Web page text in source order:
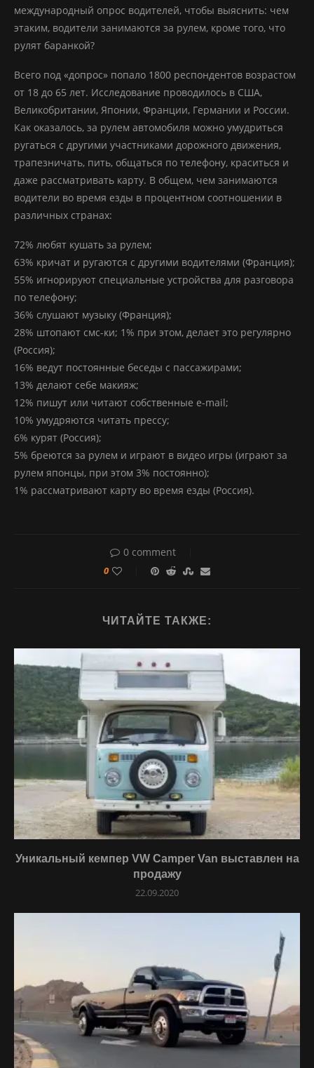
международный опрос водителей, чтобы выяснить: чем
этаким, водители занимаются за рулем, кроме того, что
рулят баранкой?
Всего под «допрос» попало 1800 респондентов возрастом
от 18 до 65 лет. Исследование проводилось в США,
Великобритании, Японии, Франции, Германии и России.
Как оказалось, за рулем автомобиля можно умудриться
ругаться с другими участниками дорожного движения,
трапезничать, пить, общаться по телефону, краситься и
даже рассматривать карту. В общем, чем занимаются
водители во время езды в процентном соотношении в
различных странах:
72% любят кушать за рулем;
63% кричат и ругаются с другими водителями (Франция);
55% игнорируют специальные устройства для разговора
по телефону;
36% слушают музыку (Франция);
28% штопают смс-ки; 1% при этом, делает это регулярно
(Россия);
16% ведут постоянные беседы с пассажирами;
13% делают себе макияж;
12% пишут или читают собственные e-mail;
10% умудряются читать прессу;
6% курят (Россия);
5% бреются за рулем и играют в видео игры (играют за
рулем японцы, при этом 3% постоянно);
1% рассматривают карту во время езды (Россия).
0 comment
0
ЧИТАЙТЕ ТАКЖЕ:
Уникальный кемпер VW Camper Van выставлен на
продажу
22.09.2020